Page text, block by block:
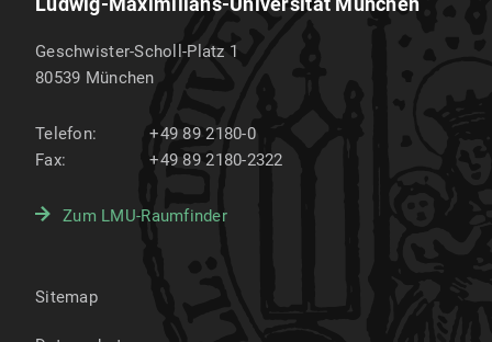
Geschwister-Scholl-Platz 1
80539 München
Telefon:
+49 89 2180-0
Fax:
+49 89 2180-2322
Zum LMU-Raumfinder
Sitemap